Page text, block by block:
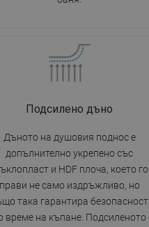
Подсилено дъно
Дъното на душовия поднос е
допълнително укрепено със
и HDF плоча, което го
прави не само издръжливо, но
така гарантира безопасност
време на къпане. Подсиленото